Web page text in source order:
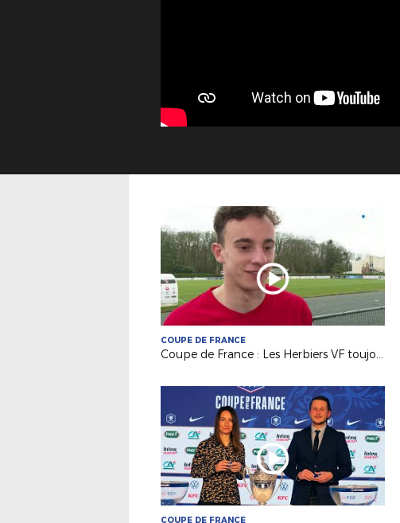
COUPE DE FRANCE
Coupe de France : Les Herbiers VF toujours en course
COUPE DE FRANCE